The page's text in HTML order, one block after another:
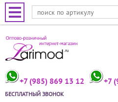
Jump to
+7 (985) 869 13 12 +7
БЕСПЛАТНЫЙ ЗВОНОК